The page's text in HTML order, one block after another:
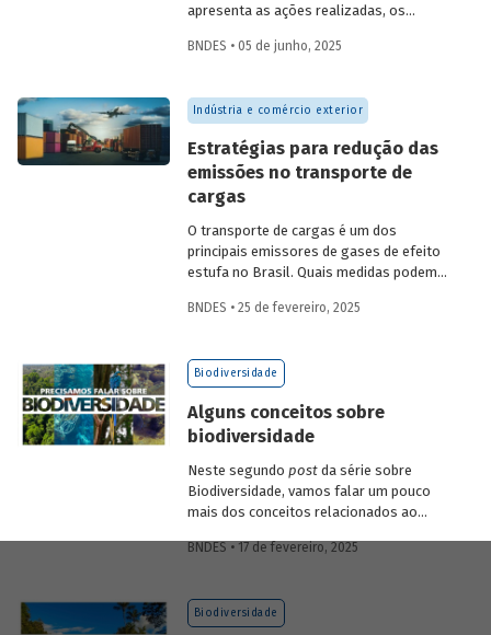
apresenta as ações realizadas, os
sua atuação no ano passado. O
contribuiu com a retomada do
crescimento do país, tendo se fortalecido
como grande vetor da
neoindustrialização e do fomento à
inovação, à transição energética, à
economia verde e aos investimentos de
BNDES • 05 de junho, 2025
Indústria e comércio exterior
Estratégias para redução das
emissões no transporte de
cargas
O transporte de cargas é um dos
principais emissores de gases de efeito
estufa no Brasil. Quais medidas podem
ambiental? Confira as estratégias que
BNDES • 25 de fevereiro, 2025
Biodiversidade
Alguns conceitos sobre
biodiversidade
Neste segundo postda série sobre
Biodiversidade, vamos falar um pouco
mais dos conceitos relacionados ao
ecossistêmicos, entre outros.
BNDES • 17 de fevereiro, 2025
Biodiversidade